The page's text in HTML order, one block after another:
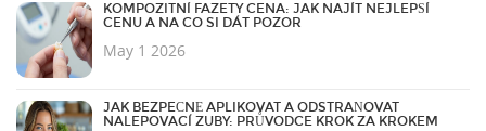
KOMPOZITNÍ FAZETY CENA: JAK NAJÍT NEJLEPŠÍ
CENU A NA CO SI DÁT POZOR
May 1 2026
JAK BEZPEČNĚ APLIKOVAT A ODSTRAŇOVAT
NALEPOVACÍ ZUBY: PRŮVODCE KROK ZA KROKEM